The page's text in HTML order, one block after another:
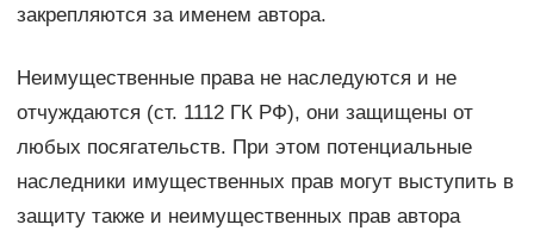
закрепляются за именем автора.
Неимущественные права не наследуются и не
отчуждаются (ст. 1112 ГК РФ), они защищены от
любых посягательств. При этом потенциальные
наследники имущественных прав могут выступить в
защиту также и неимущественных прав автора